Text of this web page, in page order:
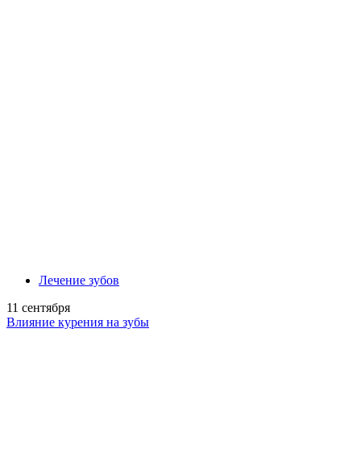
Лечение зубов
11 сентября
Влияние курения на зубы